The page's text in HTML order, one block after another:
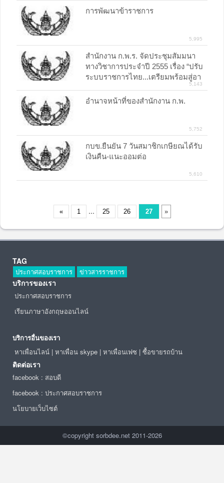
การพัฒนาข้าราชการ
5,995
สำนักงาน ก.พ.ร. จัดประชุมสัมมนา
ทางวิชาการประจำปี 2555 เรื่อง “ปรับ
ระบบราชการไทย...เตรียมพร้อมสู่อา
5,143
อำนาจหน้าที่ของสำนักงาน ก.พ.
5,752
กบข.ยืนยัน 7 วันสมาชิกเกษียณได้รับ
เงินคืน-แนะออมต่อ
5,610
« 1 ... 25 26 27 »
TAG
ประกาศสอบราชการ ข่าวสารราชการ
บริการของเรา
ประกาศสอบราชการ
เรียนภาษาอังกฤษออนไลน์
บริการอื่นของเรา
หาเพื่อนไลน์ | หาเพื่อน skype | หาเพื่อนเฟซ | ซื้อขายรถบ้าน
ติดต่อเรา
facebook : สอบดี
facebook : ประกาศสอบราชการ
นโยบายเว็บไซต์
©copyright sorbdee.net 2011-2026